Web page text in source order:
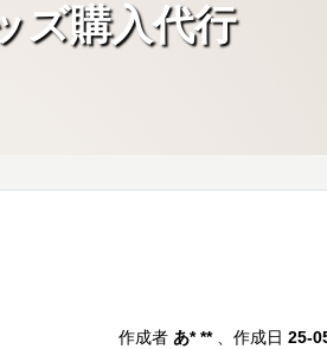
ズ購入代行
作成者 あ* **、作成日 25-